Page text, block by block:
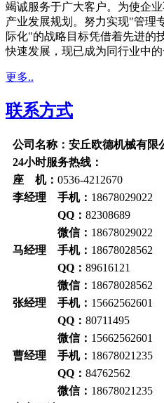
竭诚服务于广大客户。为使企
产业发展规划。努力实现"管理
际化"的战略目标凭借着先进的
快速发展，现已成为同行业中的
更多..
联系方式
公司名称：安丘欧德机械有限
24小时服务热线：
座 机： 0536-4212670
李经理 手机： 18678029022
QQ： 82308689
微信： 18678029022
马经理 手机： 18678028562
QQ： 89616121
微信： 18678028562
张经理 手机： 15662562601
QQ： 80711495
微信： 15662562601
曹经理 手机： 18678021235
QQ： 84762562
微信： 18678021235